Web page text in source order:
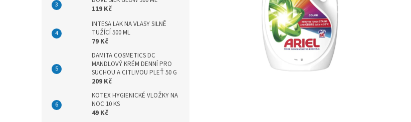
119 Kč
INTESA LAK NA VLASY SILNĚ
TUŽÍCÍ 500 ML
79 Kč
DAMITA COSMETICS DC
MANDLOVÝ KRÉM DENNÍ PRO
SUCHOU A CITLIVOU PLEŤ 50 G
209 Kč
KOTEX HYGIENICKÉ VLOŽKY NA
NOC 10 KS
49 Kč